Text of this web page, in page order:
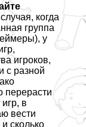
когда
группа
у
игроков,
с разной
перерасти
в
вести
сколько